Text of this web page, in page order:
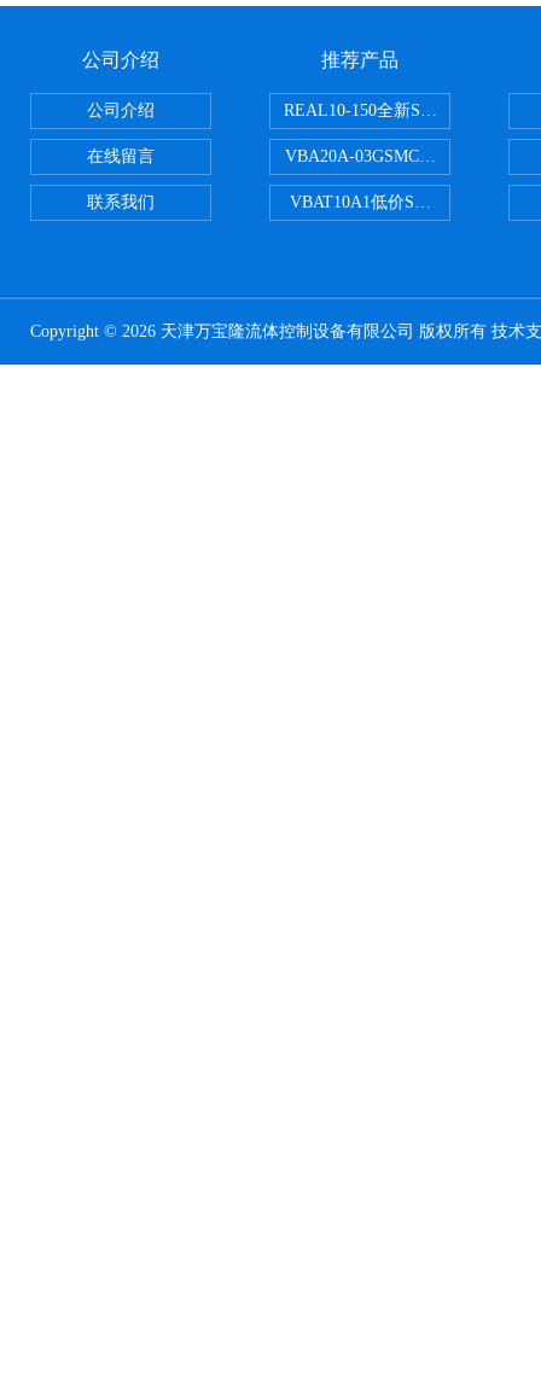
公司介绍
公司介绍
在线留言
联系我们
推荐产品
REAL10-150全新SMC正弦无杆缸
VBA20A-03GSMC增压阀VBA-
VBAT10A1低价SMC储气罐VBAT
Copyright © 2026 天津万宝隆流体控制设备有限公司 版权所有 技术